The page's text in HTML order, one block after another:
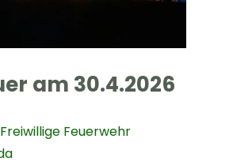
am 30.4.2026
Freiwillige Feuerwehr